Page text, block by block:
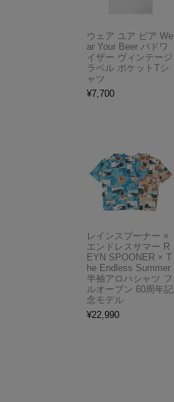
ウェア ユア ビア We
ar Your Beer バドワ
イザー ヴィンテージ
ラベル ポケットTシ
ャツ
¥7,700
レインスプーナー ×
エンドレスサマー R
EYN SPOONER × T
he Endless Summer
半袖アロハシャツ フ
ルオープン 60周年記
念モデル
¥22,990